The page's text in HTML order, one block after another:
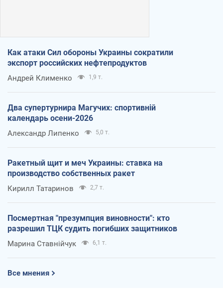
Как атаки Сил обороны Украины сократили
экспорт российских нефтепродуктов
Андрей Клименко 1,9 т.
Два супертурнира Магучих: спортивній
календарь осени-2026
Александр Липенко 5,0 т.
Ракетный щит и меч Украины: ставка на
производство собственных ракет
Кирилл Татаринов 2,7 т.
Посмертная "презумпция виновности": кто
разрешил ТЦК судить погибших защитников
Марина Ставнійчук 6,1 т.
Все мнения